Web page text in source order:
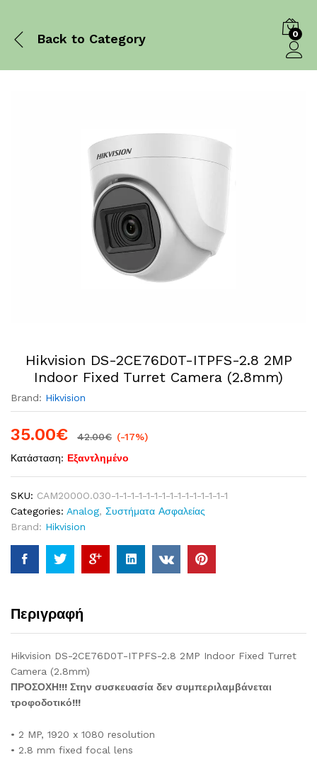
Back to Category 0
Hikvision DS-2CE76D0T-ITPFS-2.8 2MP
Indoor Fixed Turret Camera (2.8mm)
Brand: Hikvision
35.00€ 42.00€ (-17%)
Κατάσταση: Εξαντλημένο
SKU: CAM2000O.030-1-1-1-1-1-1-1-1-1-1-1-1-1-1-1
Categories: Analog, Συστήματα Ασφαλείας
Brand: Hikvision
Περιγραφή
Hikvision DS-2CE76D0T-ITPFS-2.8 2MP Indoor Fixed Turret
Camera (2.8mm)
ΠΡΟΣΟΧΗ!!! Στην συσκευασία δεν συμπεριλαμβάνεται
τροφοδοτικό!!!
• 2 MP, 1920 x 1080 resolution
• 2.8 mm fixed focal lens